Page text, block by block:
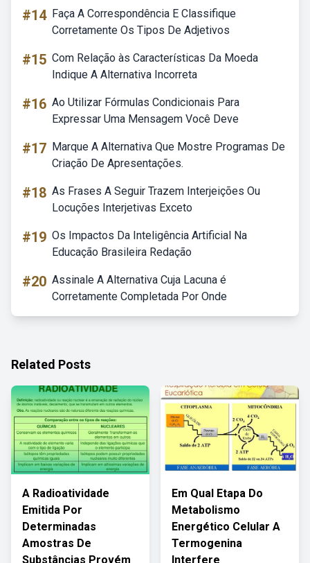
#14 Faça A Correspondência E Classifique
Corretamente Os Tipos De Adjetivos
#15 Com Relação às Características Da Moeda
Indique A Alternativa Incorreta
#16 Ao Utilizar Fórmulas Condicionais Para
Expressar Uma Mensagem Você Deve
#17 Marque A Alternativa Que Mostre Programas De
Criação De Apresentações.
#18 As Frases A Seguir Trazem Interjeições Ou
Locuções Interjetivas Exceto
#19 Os Impactos Da Inteligência Artificial Na
Educação Brasileira Redação
#20 Assinale A Alternativa Cuja Lacuna é
Corretamente Completada Por Onde
Related Posts
A Radioatividade
Emitida Por
Determinadas
Amostras De
Substâncias Provém
Em Qual Etapa Do
Metabolismo
Energético Celular A
Termogenina
Interfere